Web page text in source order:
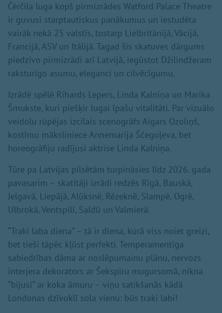
Čērčila luga kopš pirmizrādes Watford Palace Theatre
ir guvusi starptautiskus panākumus un iestudēta
vairāk nekā 25 valstīs, tostarp Lielbritānijā, Vācijā,
Francijā, ASV un Itālijā. Tagad šis skatuves dārgums
piedzīvo pirmizrādi arī Latvijā, iegūstot Džilindžeram
raksturīgo asumu, eleganci un cilvēcīgumu.
Izrādē spēlē Rihards Lepers, Linda Kalniņa un Marika
Šmukste, kuri piešķir lugai īpašu vitalitāti. Par vizuālo
veidolu rūpējas izcilais scenogrāfs Aigars Ozoliņš,
kostīmu māksliniece Annemarija Ščegoļeva, bet
horeogrāfiju radījusi aktrise Linda Kalniņa.
Tūre pa Latvijas pilsētām turpināsies līdz 2026. gada
pavasarim – skatītāji izrādi redzēs Rīgā, Bauskā,
Jelgavā, Liepājā, Alūksnē, Rēzeknē, Slampē, Ogrē,
Ulbrokā, Ventspilī, Saldū un Valmierā.
“Traki laba diena” – tā ir diena, kurā viss noiet greizi,
bet tieši tāpēc kļūst perfekti. Temperamentīga
sabiedrības dāma ar noslēpumainu plānu, nervozs
interjera dekorators ar Šekspīru mugursomā, nikna
“bijusī” ar koka āmuru – viņu satikšanās kādā
Londonas dzīvoklī sola vienu: būs traki labi!